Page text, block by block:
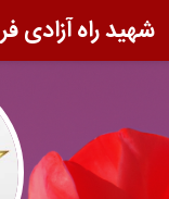
شهید راه آزادی